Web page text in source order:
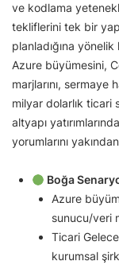
ve kodlama
tekliflerini tek bir
planladığına yönelik
Azure büyümesini,
marjlarını, sermaye
milyar dolarlık
altyapı
yorumlarını
Boğa
Azure
sunucu/veri
Ticari
kurumsal